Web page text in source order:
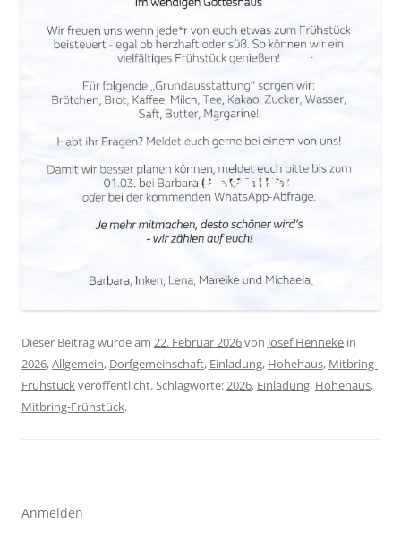
Dieser Beitrag wurde am 22. Februar 2026von Josef Henneke in
2026,Allgemein, Dorfgemeinschaft, Einladung, Hohehaus, Mitbring-
Frühstückveröffentlicht. Schlagworte:2026, Einladung, Hohehaus,
Mitbring-Frühstück.
Anmelden